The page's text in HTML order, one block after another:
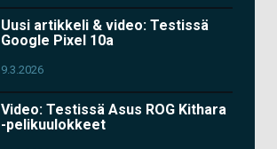
Uusi artikkeli & video: Testissä
Google Pixel 10a
9.3.2026
Video: Testissä Asus ROG Kithara
-pelikuulokkeet